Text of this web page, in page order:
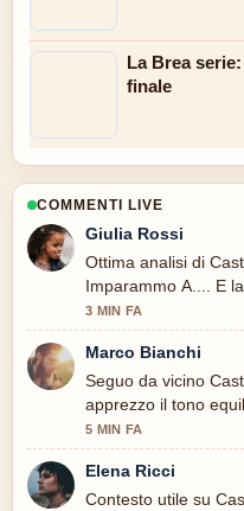
La Brea
finale
COMMENTI LIVE
Giulia Rossi
Ottima analisi di
Imparammo A.... E
oggi.
3 MIN FA
Marco Bianchi
Seguo da vicino
apprezzo il tono
5 MIN FA
Elena Ricci
Contesto utile su